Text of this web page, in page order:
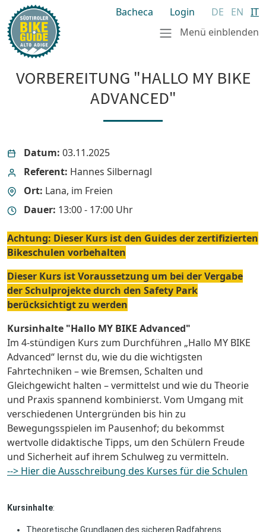
Bacheca Login DE EN IT
Menü einblenden
VORBEREITUNG "HALLO MY BIKE
ADVANCED"
Datum: 03.11.2025
Referent: Hannes Silbernagl
Ort: Lana, im Freien
Dauer: 13:00 - 17:00 Uhr
Achtung: Dieser Kurs ist den Guides der zertifizierten
Bikeschulen vorbehalten
Dieser Kurs ist Voraussetzung um bei der Vergabe
der Schulprojekte durch den Safety Park
berücksichtigt zu werden
Kursinhalte "Hallo MY BIKE Advanced"
Im 4-stündigen Kurs zum Durchführen „Hallo MY BIKE
Advanced“ lernst du, wie du die wichtigsten
Fahrtechniken – wie Bremsen, Schalten und
Gleichgewicht halten – vermittelst und wie du Theorie
und Praxis spannend kombinierst. Vom Umgang mit
verschiedenen Untergründen bis hin zu
Bewegungsspielen im Pausenhof; du bekommst
wertvolle didaktische Tipps, um den Schülern Freude
und Sicherheit auf ihrem Schulweg zu vermitteln.
--> Hier die Ausschreibung des Kurses für die Schulen
Kursinhalte:
Theoretische Grundlagen des sicheren Radfahrens